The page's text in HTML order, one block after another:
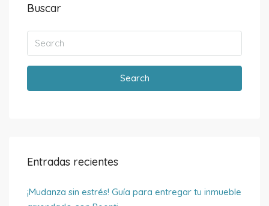
Buscar
Search
Entradas recientes
¡Mudanza sin estrés! Guía para entregar tu inmueble